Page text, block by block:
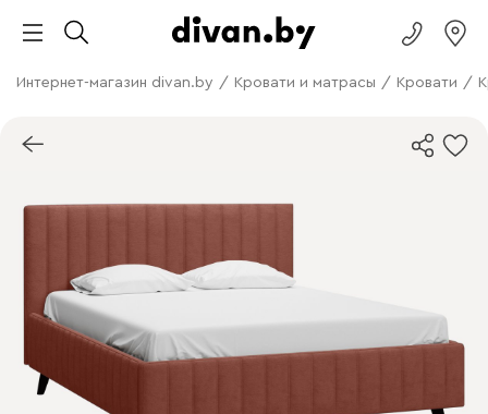
Интернет-магазин divan.by / Кровати и матрасы / Кровати /